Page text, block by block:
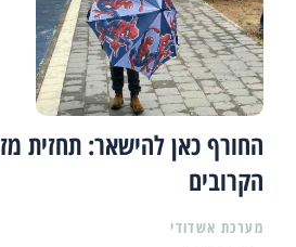
החורף כאן להישאר: תחזית
הקרובים
מערכת אשדודי